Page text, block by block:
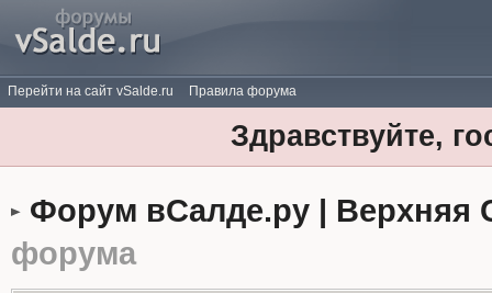
Перейти на сайт vSalde.ru Правила форума
Здравствуйте,
Форум вСалде.ру | Верхняя
форума